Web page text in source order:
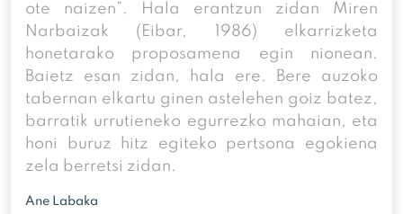
ote naizen”. Hala erantzun zidan Miren
Narbaizak (Eibar, 1986) elkarrizketa
honetarako proposamena egin nionean.
Baietz esan zidan, hala ere. Bere auzoko
tabernan elkartu ginen astelehen goiz batez,
barratik urrutieneko egurrezko mahaian, eta
honi buruz hitz egiteko pertsona egokiena
zela berretsi zidan.
Ane Labaka